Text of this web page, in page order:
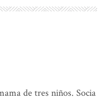
de tres niños. Socia